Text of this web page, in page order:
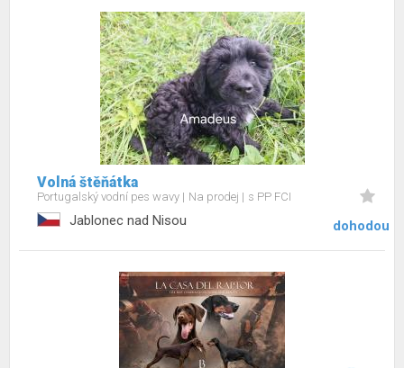
Volná štěňátka
Portugalský vodní pes wavy Na prodej s PP FCI
Jablonec nad Nisou dohodou